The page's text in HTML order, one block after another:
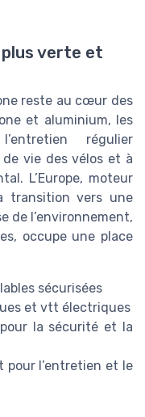
verte et
reste au cœur des
et aluminium, les
régulier
vie des vélos et à
L’Europe, moteur
transition vers une
de l’environnement,
occupe une place
sécurisées
et vtt électriques
la sécurité et la
pour l’entretien et le